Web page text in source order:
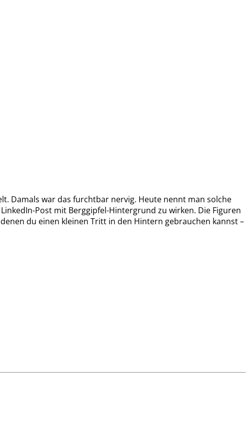
Damals war das furchtbar nervig. Heute nennt man solche
Post mit Berggipfel-Hintergrund zu wirken. Die Figuren
du einen kleinen Tritt in den Hintern gebrauchen kannst –